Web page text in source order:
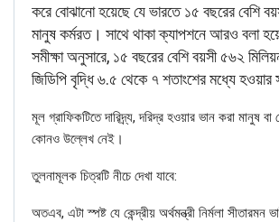
করে বোঝানো হয়েছে যে ভারতে ১৫ বছরের বেশি
মানুষ কর্মরত। সাথে থাকা ক্যাপশনে আরও বলা
সমীক্ষা অনুসারে, ১৫ বছরের বেশি বয়সী ৫৬২
জিডিপি বৃদ্ধি ৬.৫ থেকে ৭ শতাংশের মধ্যে হওয়ার
মূল গ্রাফিকটিতে দারিদ্র্য, দরিদ্র হওয়ার ভান করা মানুষ
কোনও উল্লেখ নেই।
তুলনামূলক চিত্রটি নীচে দেখা যাবে:
অতএব, এটা স্পষ্ট যে কেন্দ্রীয় অর্থমন্ত্রী নির্মলা সীতারমন